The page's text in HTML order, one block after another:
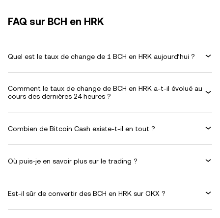
FAQ sur BCH en HRK
Quel est le taux de change de 1 BCH en HRK aujourd’hui ?
Comment le taux de change de BCH en HRK a-t-il évolué au
cours des dernières 24 heures ?
Combien de Bitcoin Cash existe-t-il en tout ?
Où puis-je en savoir plus sur le trading ?
Est-il sûr de convertir des BCH en HRK sur OKX ?